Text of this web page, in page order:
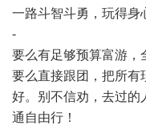
一路斗智斗勇，玩得身
-
要么有足够预算富游，
要么直接跟团，把所有
好。别不信劝，去过的
通自由行！